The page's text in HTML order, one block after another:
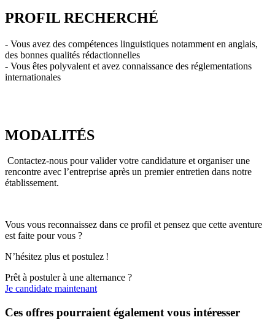
PROFIL RECHERCHÉ
- Vous avez des compétences linguistiques notamment en anglais,
des bonnes qualités rédactionnelles
- Vous êtes polyvalent et avez connaissance des réglementations
internationales
MODALITÉS
Contactez-nous pour valider votre candidature et organiser une
rencontre avec l’entreprise après un premier entretien dans notre
établissement.
Vous vous reconnaissez dans ce profil et pensez que cette aventure
est faite pour vous ?
N’hésitez plus et postulez !
Prêt à postuler à une alternance ?
Je candidate maintenant
Ces offres pourraient également vous intéresser